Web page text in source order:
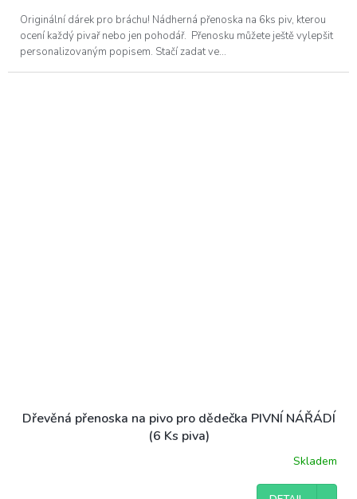
Originální dárek pro bráchu! Nádherná přenoska na 6ks piv, kterou
ocení každý pivař nebo jen pohodář. Přenosku můžete ještě vylepšit
personalizovaným popisem. Stačí zadat ve...
Dřevěná přenoska na pivo pro dědečka PIVNÍ NÁŘÁDÍ
(6 Ks piva)
Skladem